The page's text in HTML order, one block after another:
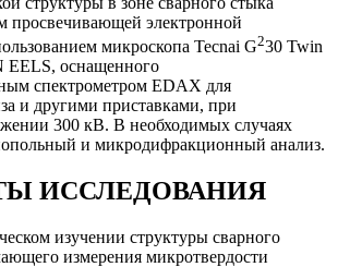
просвечивающей электронной
микроскопа Tecnai G230 Twin
EELS, оснащенного
спектрометром EDAX для
и другими приставками, при
300 кВ. В необходимых случаях
и микродифракционный анализ.
ИССЛЕДОВАНИЯ
изучении структуры сварного
измерения микротвердости